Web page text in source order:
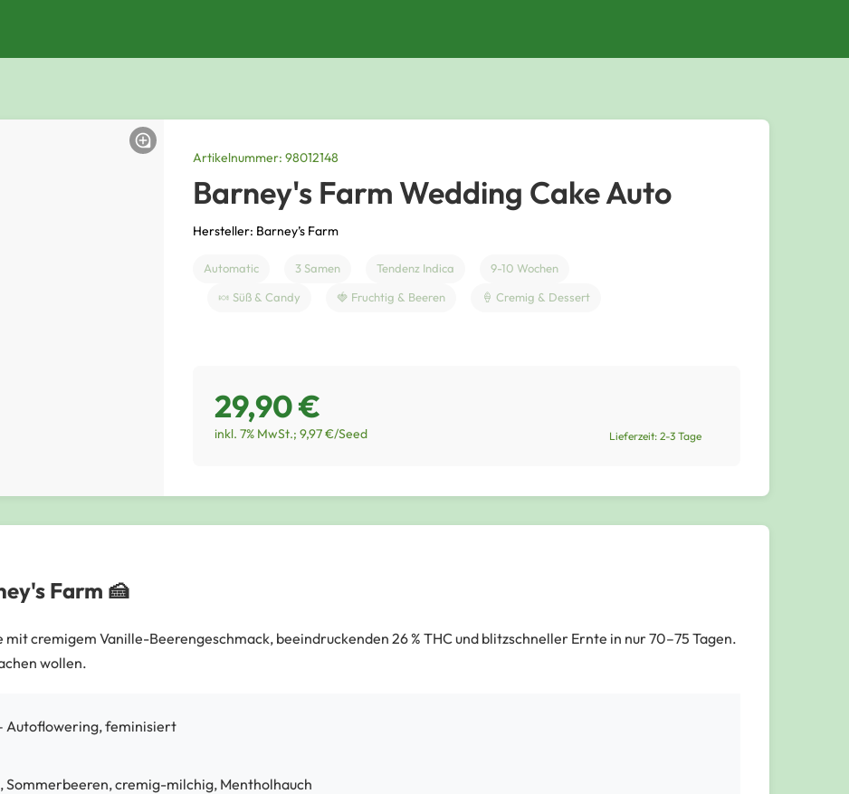
Artikelnummer: 98012148
Barney's Farm Wedding Cake Auto
Hersteller: Barney’s Farm
Automatic 3 Samen Tendenz Indica
9-10 Wochen
🍬 Süß & Candy
🍓 Fruchtig & Beeren 🍦 Cremig & Dessert
29,90 €
inkl. 7% MwSt.; 9,97 €/Seed Lieferzeit: 2-3 Tage
Farm 🍰
cremigem Vanille-Beerengeschmack, beeindruckenden 26 % THC und blitzschneller Ernte in nur 70–75 Tagen.
wollen.
Autoflowering, feminisiert
Sommerbeeren, cremig-milchig, Mentholhauch